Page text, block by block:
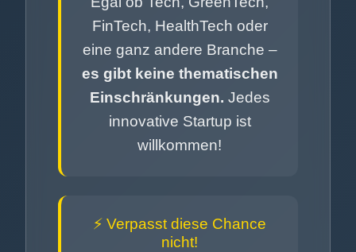
FinTech, HealthTech oder
eine ganz andere Branche –
es gibt keine thematischen
Einschränkungen. Jedes
innovative Startup ist
willkommen!
⚡ Verpasst diese Chance
nicht!